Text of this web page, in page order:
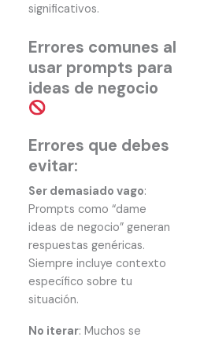
significativos.
Errores comunes al
usar prompts para
ideas de negocio
Errores que debes
evitar:
Ser demasiado vago:
Prompts como “dame
ideas de negocio” generan
respuestas genéricas.
Siempre incluye contexto
específico sobre tu
situación.
No iterar: Muchos se